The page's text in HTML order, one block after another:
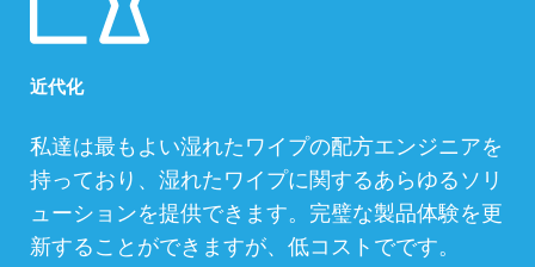
近代化
私達は最もよい湿れたワイプの配方エンジニアを
持っており、湿れたワイプに関するあらゆるソリ
ューションを提供できます。完璧な製品体験を更
新することができますが、低コストでです。